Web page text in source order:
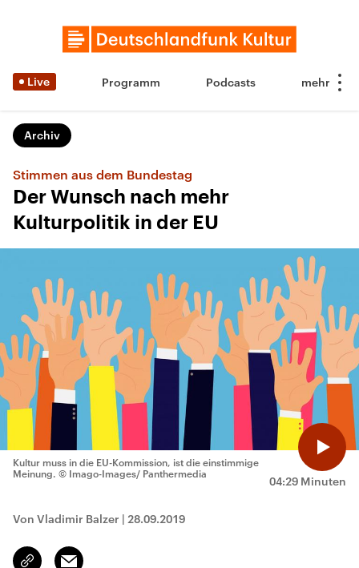
Live Programm Podcasts
Archiv
Stimmen aus dem Bundestag
Der Wunsch nach mehr
Kulturpolitik in der EU
04:29 Minuten
Kultur muss in die EU-Kommission, ist die einstimmige
Meinung. © Imago-Images/ Panthermedia
Von Vladimir Balzer | 28.09.2019
Link
Email